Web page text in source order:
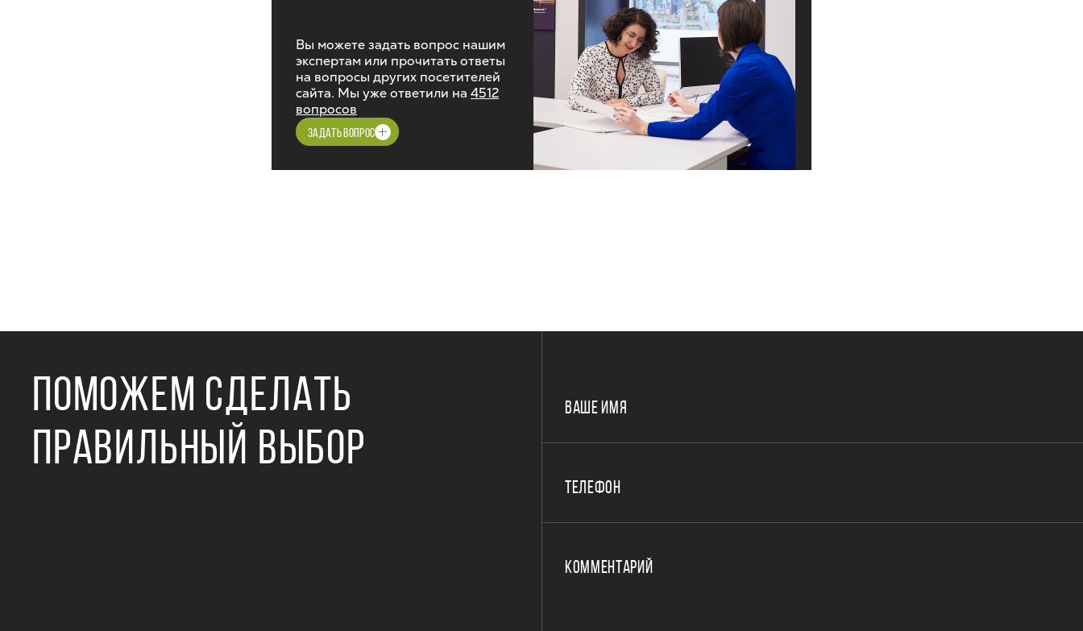
Вы можете задать вопрос нашим
экспертам или прочитать ответы
на вопросы других посетителей
сайта. Мы уже ответили на 4512
вопросов
ЗАДАТЬ ВОПРОС
ПОМОЖЕМ СДЕЛАТЬ
ПРАВИЛЬНЫЙ ВЫБОР
ВАШЕ ИМЯ
ТЕЛЕФОН
КОММЕНТАРИЙ